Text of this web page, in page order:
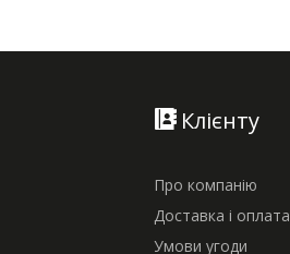
Клієнту
Про компанію
Доставка і оплата
Умови угоди